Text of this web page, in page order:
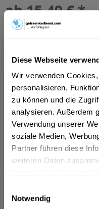
Diese Webseite
Wir verwenden
personalisieren,
zu können und die
analysieren. Außerdem
Verwendung unserer
soziale Medien,
Partner führen diese
weiteren Daten
Notwendig
ab 15,49 € *
Inhalt:6.6 Liter (2,35 € * / 1 Liter)
inkl. MwSt. ggf. zzgl.
MEHRWEG
+3,42 € Pfand
In den
Artikel-Nr.:
Verfügbar in:
Beschreibung
Zutaten und Allergene